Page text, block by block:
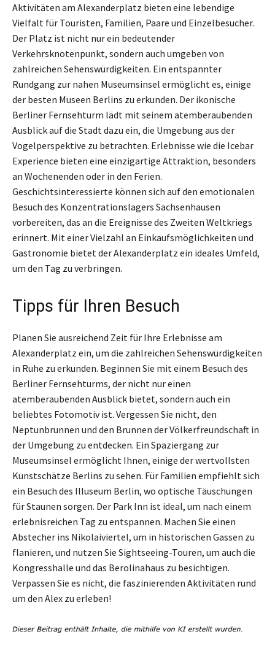
Aktivitäten am Alexanderplatz bieten eine lebendige
Vielfalt für Touristen, Familien, Paare und Einzelbesucher.
Der Platz ist nicht nur ein bedeutender
Verkehrsknotenpunkt, sondern auch umgeben von
zahlreichen Sehenswürdigkeiten. Ein entspannter
Rundgang zur nahen Museumsinsel ermöglicht es, einige
der besten Museen Berlins zu erkunden. Der ikonische
Berliner Fernsehturm lädt mit seinem atemberaubenden
Ausblick auf die Stadt dazu ein, die Umgebung aus der
Vogelperspektive zu betrachten. Erlebnisse wie die Icebar
Experience bieten eine einzigartige Attraktion, besonders
an Wochenenden oder in den Ferien.
Geschichtsinteressierte können sich auf den emotionalen
Besuch des Konzentrationslagers Sachsenhausen
vorbereiten, das an die Ereignisse des Zweiten Weltkriegs
erinnert. Mit einer Vielzahl an Einkaufsmöglichkeiten und
Gastronomie bietet der Alexanderplatz ein ideales Umfeld,
um den Tag zu verbringen.
Tipps für Ihren Besuch
Planen Sie ausreichend Zeit für Ihre Erlebnisse am
Alexanderplatz ein, um die zahlreichen Sehenswürdigkeiten
in Ruhe zu erkunden. Beginnen Sie mit einem Besuch des
Berliner Fernsehturms, der nicht nur einen
atemberaubenden Ausblick bietet, sondern auch ein
beliebtes Fotomotiv ist. Vergessen Sie nicht, den
Neptunbrunnen und den Brunnen der Völkerfreundschaft in
der Umgebung zu entdecken. Ein Spaziergang zur
Museumsinsel ermöglicht Ihnen, einige der wertvollsten
Kunstschätze Berlins zu sehen. Für Familien empfiehlt sich
ein Besuch des Illuseum Berlin, wo optische Täuschungen
für Staunen sorgen. Der Park Inn ist ideal, um nach einem
erlebnisreichen Tag zu entspannen. Machen Sie einen
Abstecher ins Nikolaiviertel, um in historischen Gassen zu
flanieren, und nutzen Sie Sightseeing-Touren, um auch die
Kongresshalle und das Berolinahaus zu besichtigen.
Verpassen Sie es nicht, die faszinierenden Aktivitäten rund
um den Alex zu erleben!